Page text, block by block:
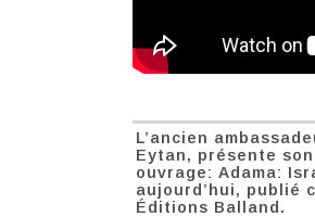
L’ancien
Eytan, présente son
ouvrage: Adama:
aujourd’hui, publié
Éditions Balland.